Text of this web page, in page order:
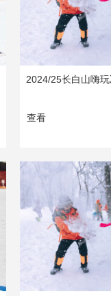
2024/25长白山嗨
查看